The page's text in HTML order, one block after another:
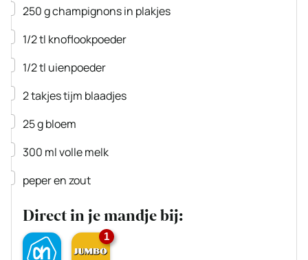
▢
250gchampignonsin plakjes
▢
1/2tl knoflookpoeder
▢
1/2tl uienpoeder
▢
2takjestijm blaadjes
▢
25gbloem
▢
300 mlvolle melk
▢
peper en zout
Direct in je mandje bij:
1